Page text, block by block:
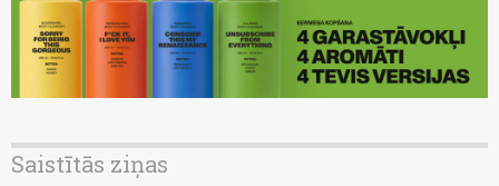
Saistītās ziņas